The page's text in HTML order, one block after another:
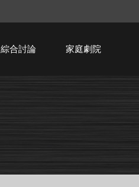
綜合討論 家庭劇院